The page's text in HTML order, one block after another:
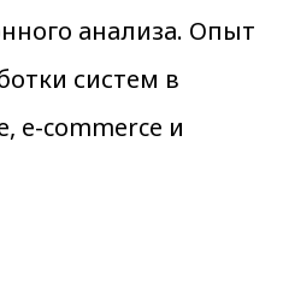
анализа. Опыт
систем в
e-commerce и